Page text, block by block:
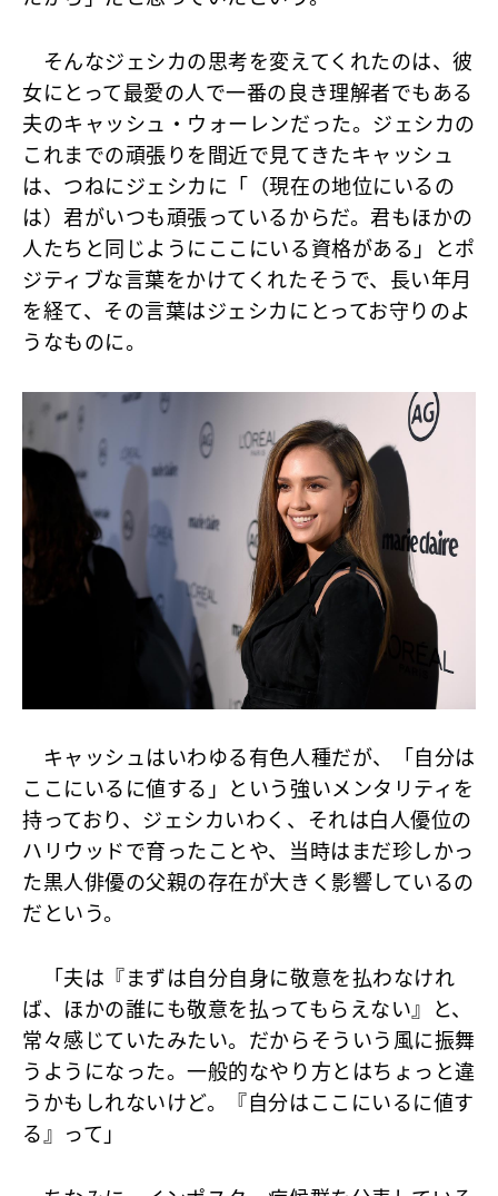
そんなジェシカの思考を変えてくれたのは、彼
女にとって最愛の人で一番の良き理解者でもある
夫のキャッシュ・ウォーレンだった。ジェシカの
これまでの頑張りを間近で見てきたキャッシュ
は、つねにジェシカに 「（現在の地位にいるの
は）君がいつも頑張っているからだ。君もほかの
人たちと同じようにここにいる資格がある」 とポ
ジティブな言葉をかけてくれたそうで、長い年月
を経て、その言葉はジェシカにとってお守りのよ
うなものに。
キャッシュはいわゆる有色人種だが、「自分は
ここにいるに値する」という強いメンタリティを
持っており、ジェシカいわく、それは白人優位の
ハリウッドで育ったことや、当時はまだ珍しかっ
た黒人俳優の父親の存在が大きく影響しているの
だという。
「夫は『まずは自分自身に敬意を払わなけれ
ば、ほかの誰にも敬意を払ってもらえない』と、
常々感じていたみたい。だからそういう風に振舞
うようになった。一般的なやり方とはちょっと違
うかもしれないけど。『自分はここにいるに値す
る』って」